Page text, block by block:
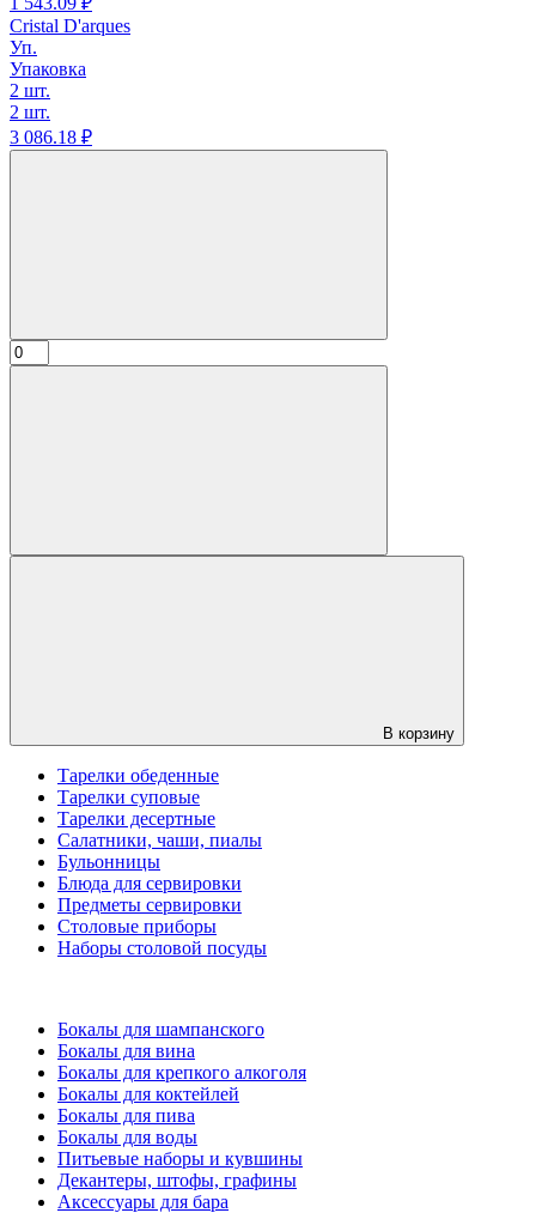
Cristal D'arques
Уп.
Упаковка
2 шт.
2 шт.
3 086.18 ₽
В корзину
Тарелки обеденные
Тарелки суповые
Тарелки десертные
Салатники, чаши, пиалы
Бульонницы
Блюда для сервировки
Предметы сервировки
Столовые приборы
Наборы столовой посуды
Бокалы для шампанского
Бокалы для вина
Бокалы для крепкого алкоголя
Бокалы для коктейлей
Бокалы для пива
Бокалы для воды
Питьевые наборы и кувшины
Декантеры, штофы, графины
Аксессуары для бара